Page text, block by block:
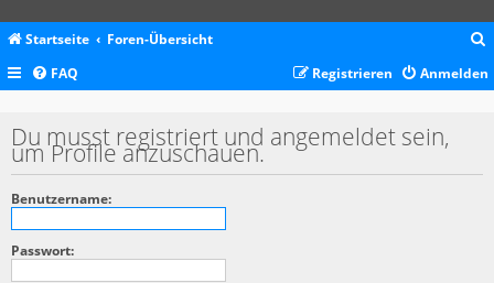
Startseite Foren-Übersicht
c
FAQ Anmelden
Registrieren
Du musst registriert und angemeldet sein,
um Profile anzuschauen.
Benutzername:
Passwort: